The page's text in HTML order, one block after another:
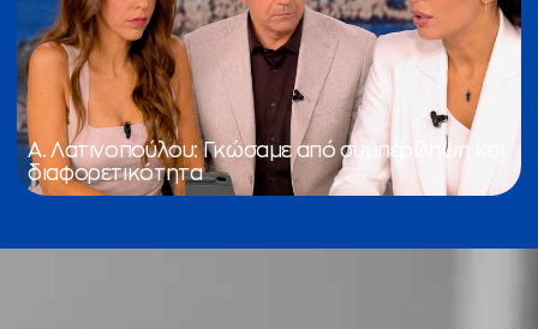
Α. Λατινοπούλου: Γκώσαμε από συμπερίληψη και
διαφορετικότητα